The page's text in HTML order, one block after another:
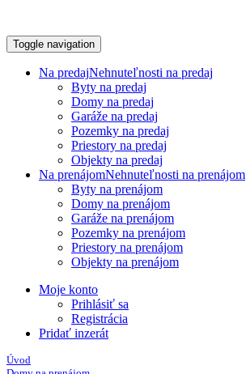
Toggle navigation
Na predajNehnuteľnosti na predaj
Byty na predaj
Domy na predaj
Garáže na predaj
Pozemky na predaj
Priestory na predaj
Objekty na predaj
Na prenájomNehnuteľnosti na prenájom
Byty na prenájom
Domy na prenájom
Garáže na prenájom
Pozemky na prenájom
Priestory na prenájom
Objekty na prenájom
Moje konto
Prihlásiť sa
Registrácia
Pridať inzerát
Úvod